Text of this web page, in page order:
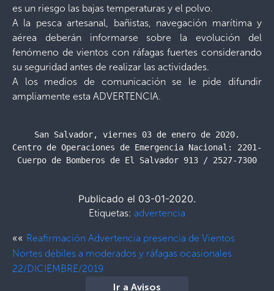
es un riesgo las bajas temperaturas y el polvo.
A la pesca artesanal, bañistas, navegación marítima y
aérea deberán informarse sobre la evolución del
fenómeno de vientos con ráfagas fuertes considerando
su seguridad antes de realizar las actividades.
A los medios de comunicación se le pide difundir
ampliamente esta ADVERTENCIA.
San Salvador, viernes 03 de enero de 2020.
Centro de Operaciones de Emergencia Nacional: 2201-
Cuerpo de Bomberos de El Salvador 913 / 2527-7300
Publicado el 03-01-2020.
Etiquetas: advertencia
«« Reafirmación Advertencia presencia de Vientos
Nortes débiles a moderados y ráfagas ocasionales
22/DICIEMBRE/2019
Ir a Avisos